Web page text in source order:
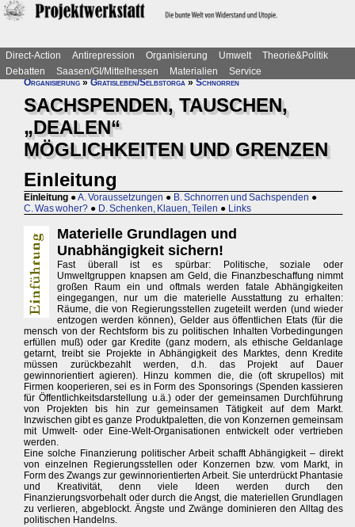
Direct-Action Antirepression Organisierung Umwelt
Theorie&Politik
Debatten
Saasen/GI/Mittelhessen Materialien
Service
Organisierung»Gratisleben/Selbstorga»Schnorren
SACHSPENDEN, TAUSCHEN,
„DEALEN“
MÖGLICHKEITEN UND GRENZEN
Einleitung
Einleitung ●A. Voraussetzungen ● B. Schnorren und Sachspenden ●
C. Was woher? ● D. Schenken, Klauen, Teilen ● Links
Materielle Grundlagen und
Unabhängigkeit sichern!
Fast überall ist es spürbar: Politische, soziale oder
Umweltgruppen knapsen am Geld, die Finanzbeschaffung nimmt
großen Raum ein und oftmals werden fatale Abhängigkeiten
eingegangen, nur um die materielle Ausstattung zu erhalten:
Räume, die von Regierungsstellen zugeteilt werden (und wieder
entzogen werden können), Gelder aus öffentlichen Etats (für die
mensch von der Rechtsform bis zu politischen Inhalten Vorbedingungen
erfüllen muß) oder gar Kredite (ganz modern, als ethische Geldanlage
getarnt, treibt sie Projekte in Abhängigkeit des Marktes, denn Kredite
müssen zurückbezahlt werden, d.h. das Projekt auf Dauer
gewinnorientiert agieren). Hinzu kommen die, die (oft skrupellos) mit
Firmen kooperieren, sei es in Form des Sponsorings (Spenden kassieren
für Öffentlichkeitsdarstellung u.ä.) oder der gemeinsamen Durchführung
von Projekten bis hin zur gemeinsamen Tätigkeit auf dem Markt.
Inzwischen gibt es ganze Produktpaletten, die von Konzernen gemeinsam
mit Umwelt- oder Eine-Welt-Organisationen entwickelt oder vertrieben
werden.
Eine solche Finanzierung politischer Arbeit schafft Abhängigkeit – direkt
von einzelnen Regierungsstellen oder Konzernen bzw. vom Markt, in
Form des Zwangs zur gewinnorientierten Arbeit. Sie unterdrückt Phantasie
und Kreativität, denn viele Ideen werden durch den
Finanzierungsvorbehalt oder durch die Angst, die materiellen Grundlagen
zu verlieren, abgeblockt. Ängste und Zwänge dominieren den Alltag des
politischen Handelns.